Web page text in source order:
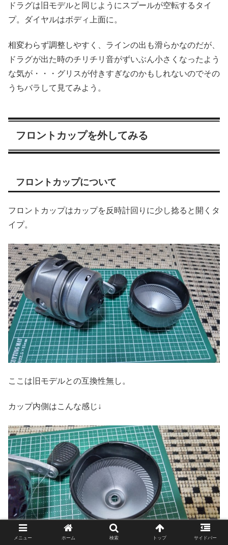
ドラグは旧モデルと同じようにスプールが空転するタイ
プ。ダイヤルはボディ上面に。
相変わらず調整しやすく、ラインの出も滑らかなのだが、
ドラグが出た時のチリチリ音がずいぶん小さくなったよう
な気が・・・グリスが付きすぎなのかもしれないのでその
うちバラして見てみよう。
フロントカップを外してみる
フロントカップについて
フロントカップはカップを反時計回りに少し捻ると開くタ
イプ。
ここは旧モデルとの互換性無し。
カップ内側はこんな感じ↓
メニュー ホーム 検索 トップ サイドバー